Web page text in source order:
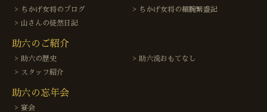
ちかげ女将のブログ
ちかげ女将の細腕繁盛記
山さんの徒然日記
助六のご紹介
助六の歴史
助六流おもてなし
スタッフ紹介
助六の忘年会
宴会